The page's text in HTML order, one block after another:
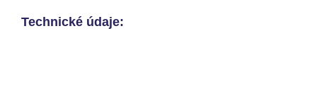
Technické údaje: